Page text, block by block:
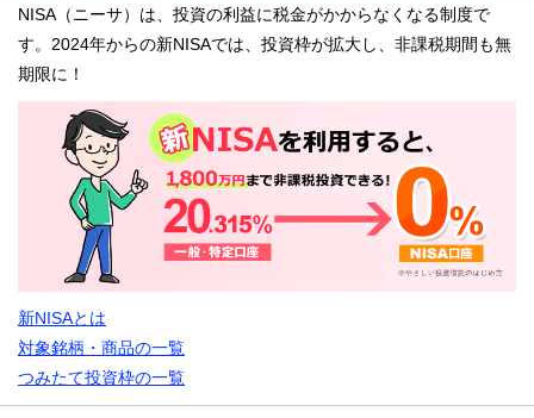
NISA（ニーサ）は、投資の利益に税金がかからなくなる制度で
す。2024年からの新NISAでは、投資枠が拡大し、非課税期間も無
期限に！
新NISAとは
対象銘柄・商品の一覧
つみたて投資枠の一覧